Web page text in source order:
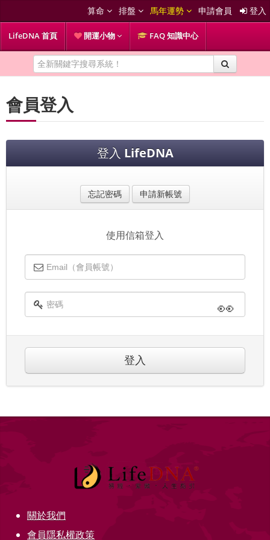
算命 排盤 馬年運勢 申請會員 登入
LifeDNA 首頁 開運小物 FAQ 知識中心
會員登入
登入 LifeDNA
忘記密碼 申請新帳號
使用信箱登入
👀
登入
關於我們
會員隱私權政策